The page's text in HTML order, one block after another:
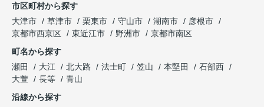
市区町村から探す
大津市
草津市 栗東市 守山市 湖南市
彦根市
京都市西京区
東近江市 野洲市
京都市南区
町名から探す
瀬田
大江 北大路 法士町 笠山 本堅田
石部西
大萱
長等
青山
沿線から探す